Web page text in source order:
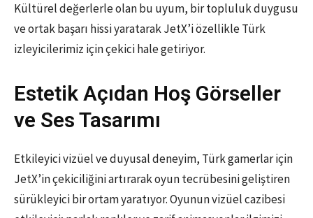
Kültürel değerlerle olan bu uyum, bir topluluk duygusu
ve ortak başarı hissi yaratarak JetX’i özellikle Türk
izleyicilerimiz için çekici hale getiriyor.
Estetik Açıdan Hoş Görseller
ve Ses Tasarımı
Etkileyici vizüel ve duyusal deneyim, Türk gamerlar için
JetX’in çekiciliğini artırarak oyun tecrübesini geliştiren
sürükleyici bir ortam yaratıyor. Oyunun vizüel cazibesi